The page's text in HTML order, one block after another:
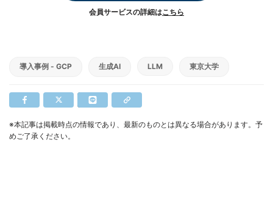
会員サービスの詳細はこちら
導入事例 - GCP 生成AI LLM 東京大学
※本記事は掲載時点の情報であり、最新のものとは異なる場合があります。予
めご了承ください。